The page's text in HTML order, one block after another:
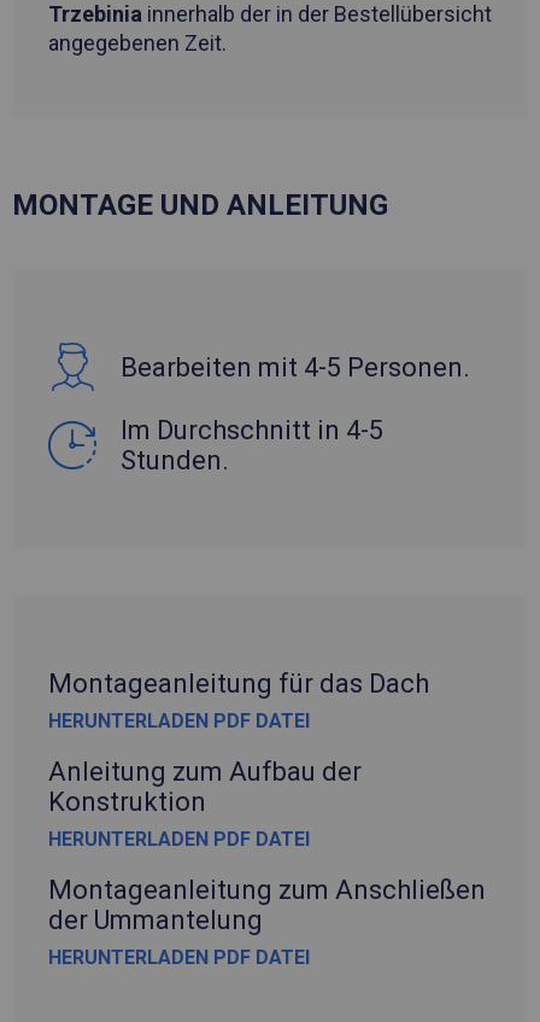
Trzebinia innerhalb der in der Bestellübersicht
angegebenen Zeit.
MONTAGE UND ANLEITUNG
Bearbeiten mit 4-5 Personen.
Im Durchschnitt in 4-5
Stunden.
Montageanleitung für das Dach
HERUNTERLADEN PDF DATEI
Anleitung zum Aufbau der
Konstruktion
HERUNTERLADEN PDF DATEI
Montageanleitung zum Anschließen
der Ummantelung
HERUNTERLADEN PDF DATEI